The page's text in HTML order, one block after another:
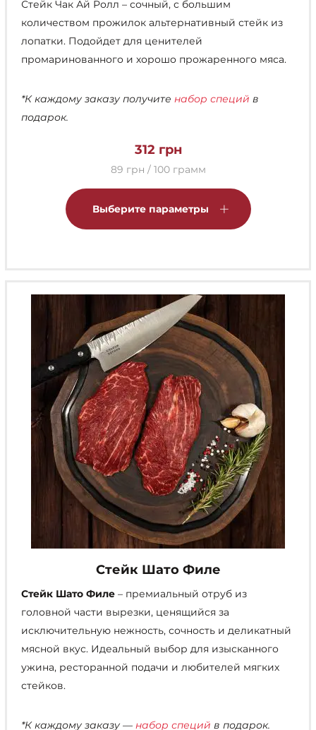
Стейк Чак Ай Ролл – сочный, с большим
количеством прожилок альтернативный стейк из
лопатки. Подойдет для ценителей
промаринованного и хорошо прожаренного мяса.
*К каждому заказу получите набор специй в
подарок.
312 грн
89 грн / 100 грамм
Выберите параметры
товар
можно
странице
товара.
Стейк Шато Филе
Стейк Шато Филе – премиальный отруб из
головной части вырезки, ценящийся за
исключительную нежность, сочность и деликатный
мясной вкус. Идеальный выбор для изысканного
ужина, ресторанной подачи и любителей мягких
стейков.
*К каждому заказу — набор специй в подарок.